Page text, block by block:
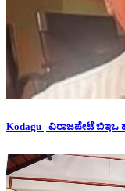
Kodagu | ವಿರಾಜಪೇಟೆ ಬಿಇಒ